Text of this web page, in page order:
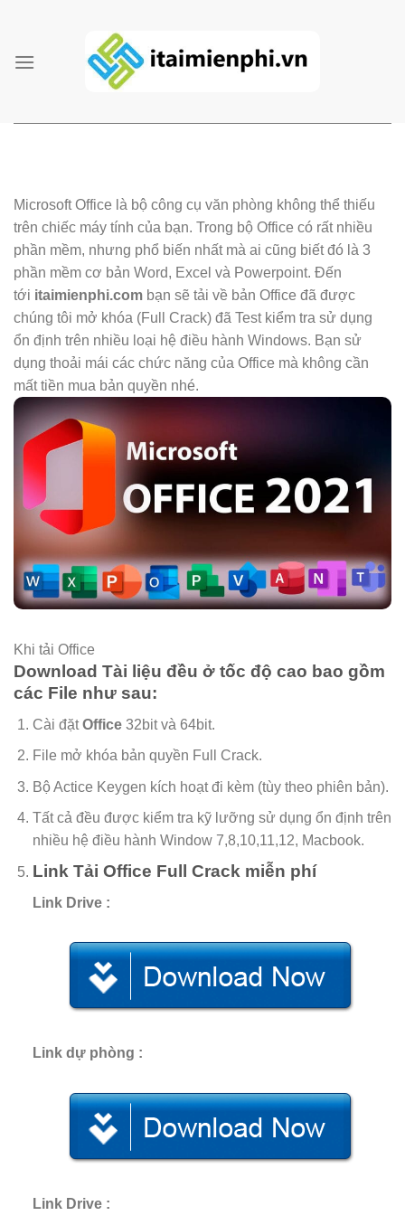
content
Microsoft Office là bộ công cụ văn phòng không thể thiếu
trên chiếc máy tính của bạn. Trong bộ Office có rất nhiều
phần mềm, nhưng phổ biến nhất mà ai cũng biết đó là 3
phần mềm cơ bản Word, Excel và Powerpoint. Đến
tới itaimienphi.com bạn sẽ tải về bản Office đã được
chúng tôi mở khóa (Full Crack) đã Test kiểm tra sử dụng
ổn định trên nhiều loại hệ điều hành Windows. Bạn sử
dụng thoải mái các chức năng của Office mà không cần
mất tiền mua bản quyền nhé.
Khi tải Office
Download Tài liệu đều ở tốc độ cao bao gồm
các File như sau:
Cài đặtOffice32bit và 64bit.
File mở khóa bản quyền Full Crack.
Bộ Actice Keygen kích hoạt đi kèm (tùy theo phiên bản).
Tất cả đều được kiểm tra kỹ lưỡng sử dụng ổn định trên
nhiều hệ điều hành Window 7,8,10,11,12, Macbook.
Link Tải Office Full Crack miễn phí
Link Drive :
Link dự phòng :
Link Drive :